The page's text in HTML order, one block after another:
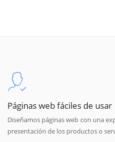
Páginas web fáciles de usar
Diseñamos páginas web con una
presentación de los productos o